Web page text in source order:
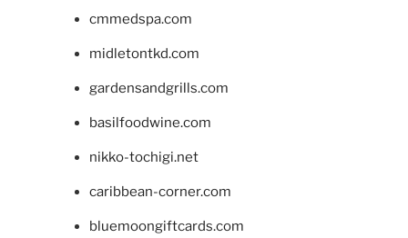
cmmedspa.com
midletontkd.com
gardensandgrills.com
basilfoodwine.com
nikko-tochigi.net
caribbean-corner.com
bluemoongiftcards.com